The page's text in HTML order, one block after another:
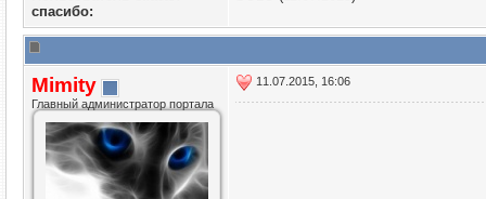
cпасибо:
Mimity
Главный администратор портала
11.07.2015, 16:06